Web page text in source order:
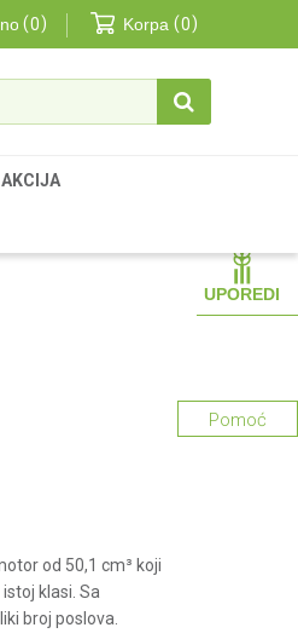
0 Korpa 0
UPOREDI
od 50,1 cm³ koji
klasi. Sa
broj poslova.
Pomoć